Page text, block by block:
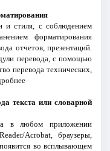
и стиля, с соблюдением
форматирования
отчетов, презентаций.
перевода, с помощью
перевода технических,
текста или словарной
в любом приложении
Acrobat, браузеры,
во всплывающем